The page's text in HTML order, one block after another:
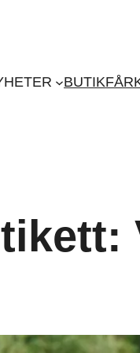
BUTIK